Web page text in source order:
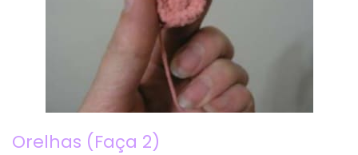
Orelhas (Faça 2)